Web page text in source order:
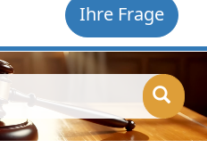
Ihre Frage